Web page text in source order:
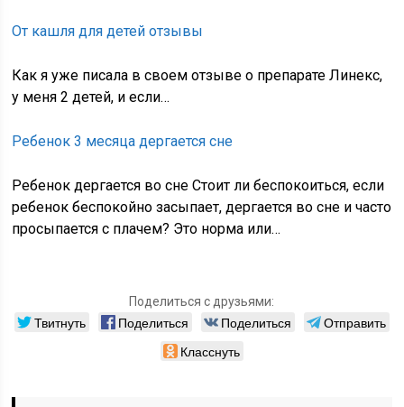
От кашля для детей отзывы
Как я уже писала в своем отзыве о препарате Линекс,
у меня 2 детей, и если…
Ребенок 3 месяца дергается сне
Ребенок дергается во сне Стоит ли беспокоиться, если
ребенок беспокойно засыпает, дергается во сне и часто
просыпается с плачем? Это норма или…
Поделиться с друзьями:
Твитнуть Поделиться Поделиться
Отправить
Класснуть